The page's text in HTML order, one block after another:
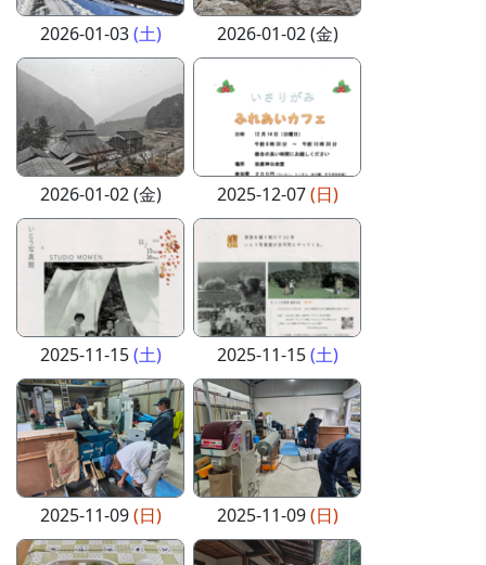
2026-01-03(土) 2026-01-02 (金)
2026-01-02 (金) 2025-12-07(日)
2025-11-15(土) 2025-11-15(土)
2025-11-09(日) 2025-11-09(日)